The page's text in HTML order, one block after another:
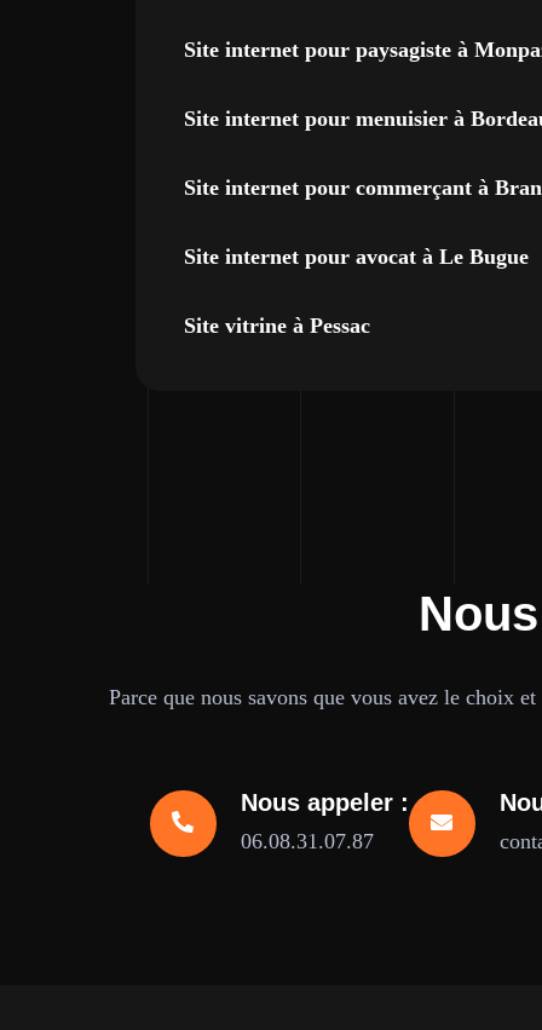
Site internet pour paysagiste à
Site internet pour menuisier à
Site internet pour commerçant à
Site internet pour avocat à Le Bugue
Site vitrine à Pessac
Parce que nous savons que vous avez le choix
Nous appeler :
06.08.31.07.87